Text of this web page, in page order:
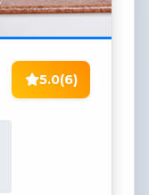
5.0(6)